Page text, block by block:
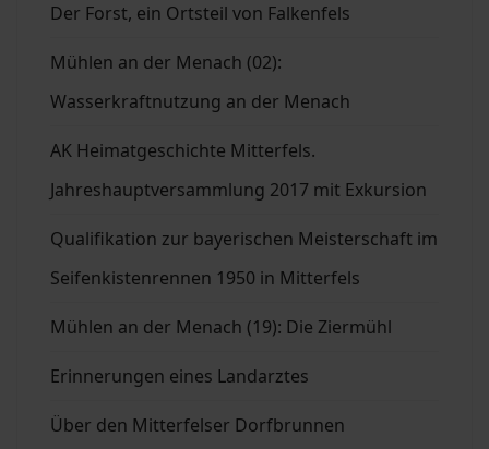
Der Forst, ein Ortsteil von Falkenfels
Mühlen an der Menach (02):
Wasserkraftnutzung an der Menach
AK Heimatgeschichte Mitterfels.
Jahreshauptversammlung 2017 mit Exkursion
Qualifikation zur bayerischen Meisterschaft im
Seifenkistenrennen 1950 in Mitterfels
Mühlen an der Menach (19): Die Ziermühl
Erinnerungen eines Landarztes
Über den Mitterfelser Dorfbrunnen